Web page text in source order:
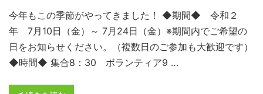
今年もこの季節がやってきました！ ◆期間◆ 令和２
年 7月10日（金）～ 7月24日（金）※期間内でご希望の
日をお知らせください。（複数日のご参加も大歓迎です）
◆時間◆ 集合8：30 ボランティア9 …